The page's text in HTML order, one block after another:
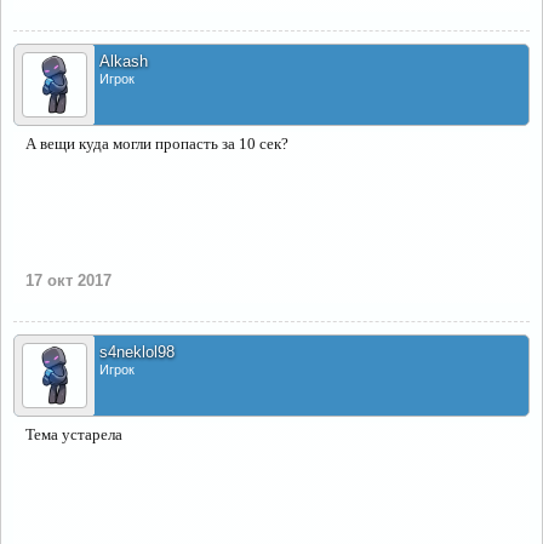
Alkash
Игрок
А вещи куда могли пропасть за 10 сек?
17 окт 2017
s4neklol98
Игрок
Тема устарела